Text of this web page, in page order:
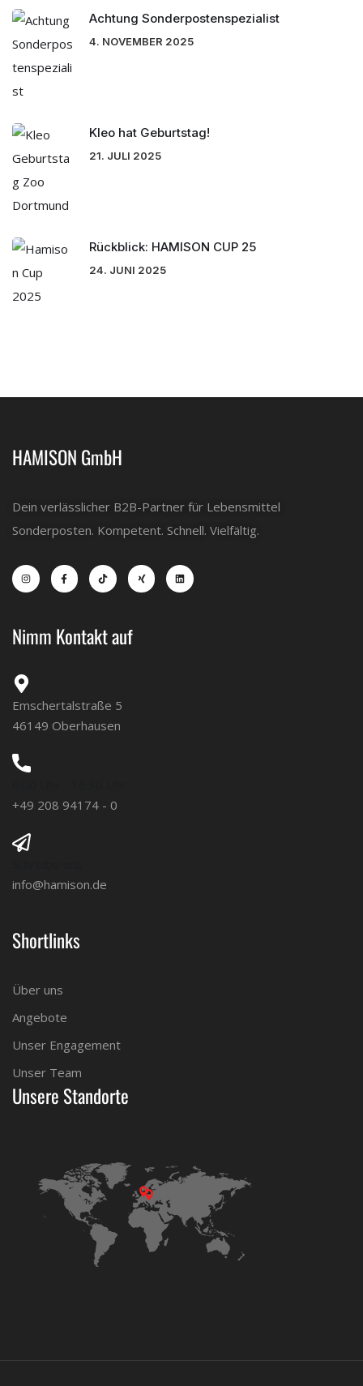
Achtung Sonderpostenspezialist
4. NOVEMBER 2025
Kleo hat Geburtstag!
21. JULI 2025
Rückblick: HAMISON CUP 25
24. JUNI 2025
HAMISON GmbH
Dein verlässlicher B2B-Partner für Lebensmittel
Sonderposten. Kompetent. Schnell. Vielfältig.
Nimm Kontakt auf
Emschertalstraße 5
46149 Oberhausen
+49 208 94174 - 0
info@hamison.de
Shortlinks
Über uns
Angebote
Unser Engagement
Unser Team
Unsere Standorte